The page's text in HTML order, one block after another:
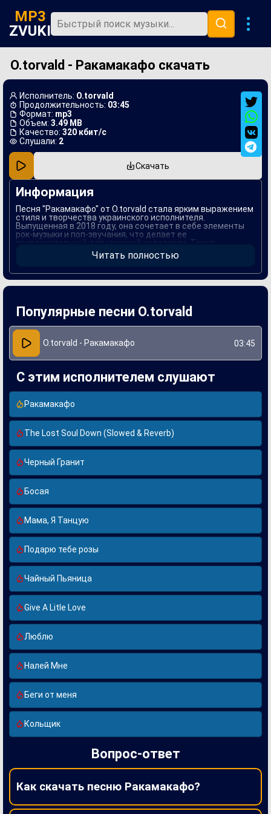
MP3
ZVUKI
Главная
Популярная
В машину
Музыка 80х
Ремиксы
O.torvald - Ракамакафо скачать
Исполнитель: O.torvald
Продолжительность: 03:45
Формат: mp3
Объем: 3.49 MB
Качество: 320 кбит/с
Слушали: 2
Скачать
Информация
Песня "Ракамакафо" от O.torvald стала ярким выражением
стиля и творчества украинского исполнителя.
Выпущенная в 2018 году, она сочетает в себе элементы
рок-музыки и поп-звучания, что делает ее
привлекательной для широкой аудитории. Текст
композиции наполнен метафорами и аллюзиями,
отражающими внутренние переживания автора и его
При создании "Ракамакафо" O.torvald экспериментировал
завоевала популярность, получив высокие оценки как у
слушателей, так и у критиков. Интересный музыкальный
подход и харизматичное исполнение делают
"Ракамакафо" одной из знаковых работ артистов на
украинской музыкальной сцене.
Читать полностью
Популярные песни O.torvald
O.torvald - Ракамакафо 03:45
С этим исполнителем слушают
Ракамакафо
The Lost Soul Down (Slowed & Reverb)
Черный Гранит
Босая
Мама, Я Танцую
Подарю тебе розы
Чайный Пьяница
Give A Litle Love
Люблю
Налей Мне
Беги от меня
Кольщик
Вопрос-ответ
Как скачать песню Ракамакафо?